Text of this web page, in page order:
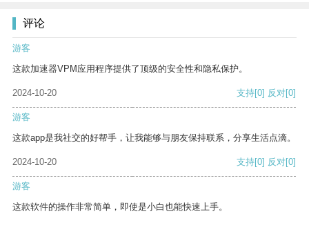
评论
游客
这款加速器VPM应用程序提供了顶级的安全性和隐私保护。
2024-10-20 支持[0] 反对[0]
游客
这款app是我社交的好帮手，让我能够与朋友保持联系，分享生活点滴。
2024-10-20 支持[0] 反对[0]
游客
这款软件的操作非常简单，即使是小白也能快速上手。